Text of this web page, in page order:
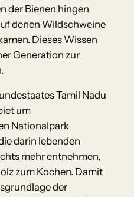
der Bienen hingen
denen Wildschweine
Dieses Wissen
Generation zur
Tamil Nadu
um
Nationalpark
darin lebenden
mehr entnehmen,
zum Kochen. Damit
der